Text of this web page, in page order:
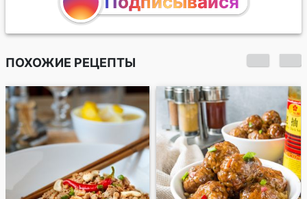
ПОХОЖИЕ РЕЦЕПТЫ
Тушеная свиная
грудинка по-
китайски